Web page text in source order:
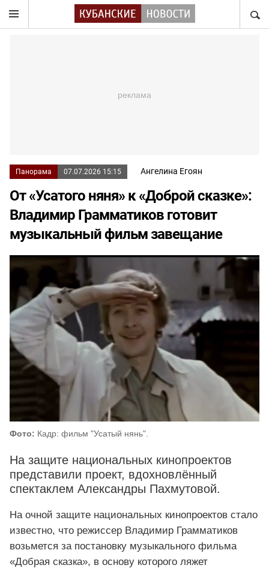
Панорама 07.07.2026 15:15 Ангелина Егоян
От «Усатого няня» к «Доброй сказке»:
Владимир Грамматиков готовит
музыкальный фильм завещание
Фото: Кадр: фильм "Усатый нянь".
На защите национальных кинопроектов
представили проект, вдохновлённый
спектаклем Александры Пахмутовой.
На очной защите национальных кинопроектов стало
известно, что режиссер Владимир Грамматиков
возьмется за постановку музыкального фильма
«Добрая сказка», в основу которого ляжет